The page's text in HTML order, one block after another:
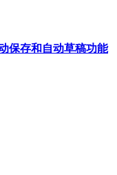
保存和自动草稿功能